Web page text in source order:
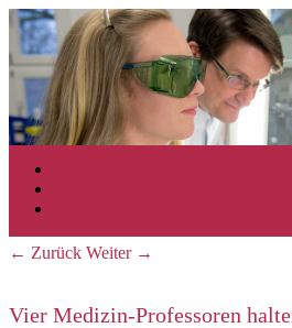
Hauptmenü
Zum Inhalt wechseln
Zum sekundären Inhalt wechseln
← Zurück Weiter →
Vier Medizin-Professoren